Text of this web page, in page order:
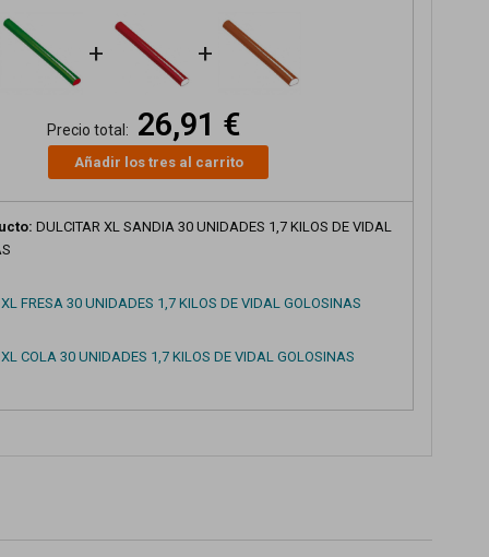
+ +
Precio total: 26,91 €
Añadir los tres al carrito
DULCITAR XL SANDIA 30 UNIDADES 1,7 KILOS DE VIDAL
FRESA 30 UNIDADES 1,7 KILOS DE VIDAL GOLOSINAS
COLA 30 UNIDADES 1,7 KILOS DE VIDAL GOLOSINAS